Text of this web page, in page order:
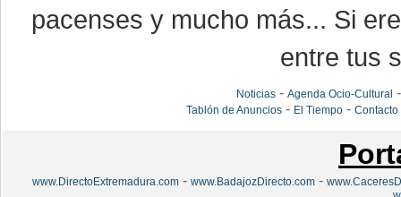
pacenses y mucho más... Si
entre tus
Noticias- Agenda Ocio-Cultural
Tablón de Anuncios- El Tiempo- Contacto
www.DirectoExtremadura.com - www.BadajozDirecto.com -